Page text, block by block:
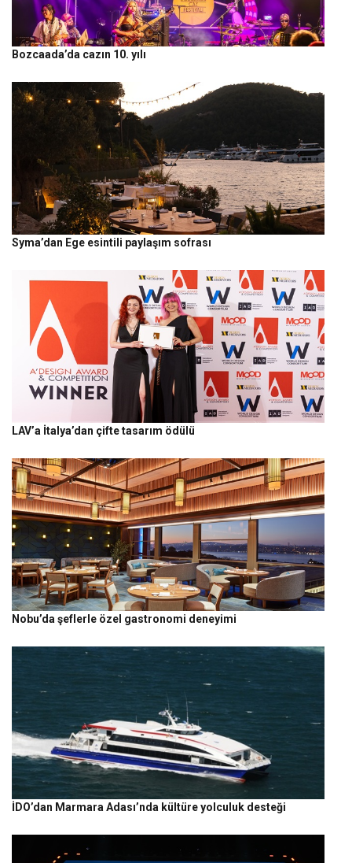
Bozcaada’da cazın 10. yılı
Syma’dan Ege esintili paylaşım sofrası
LAV’a İtalya’dan çifte tasarım ödülü
Nobu’da şeflerle özel gastronomi deneyimi
İDO’dan Marmara Adası’nda kültüre yolculuk desteği